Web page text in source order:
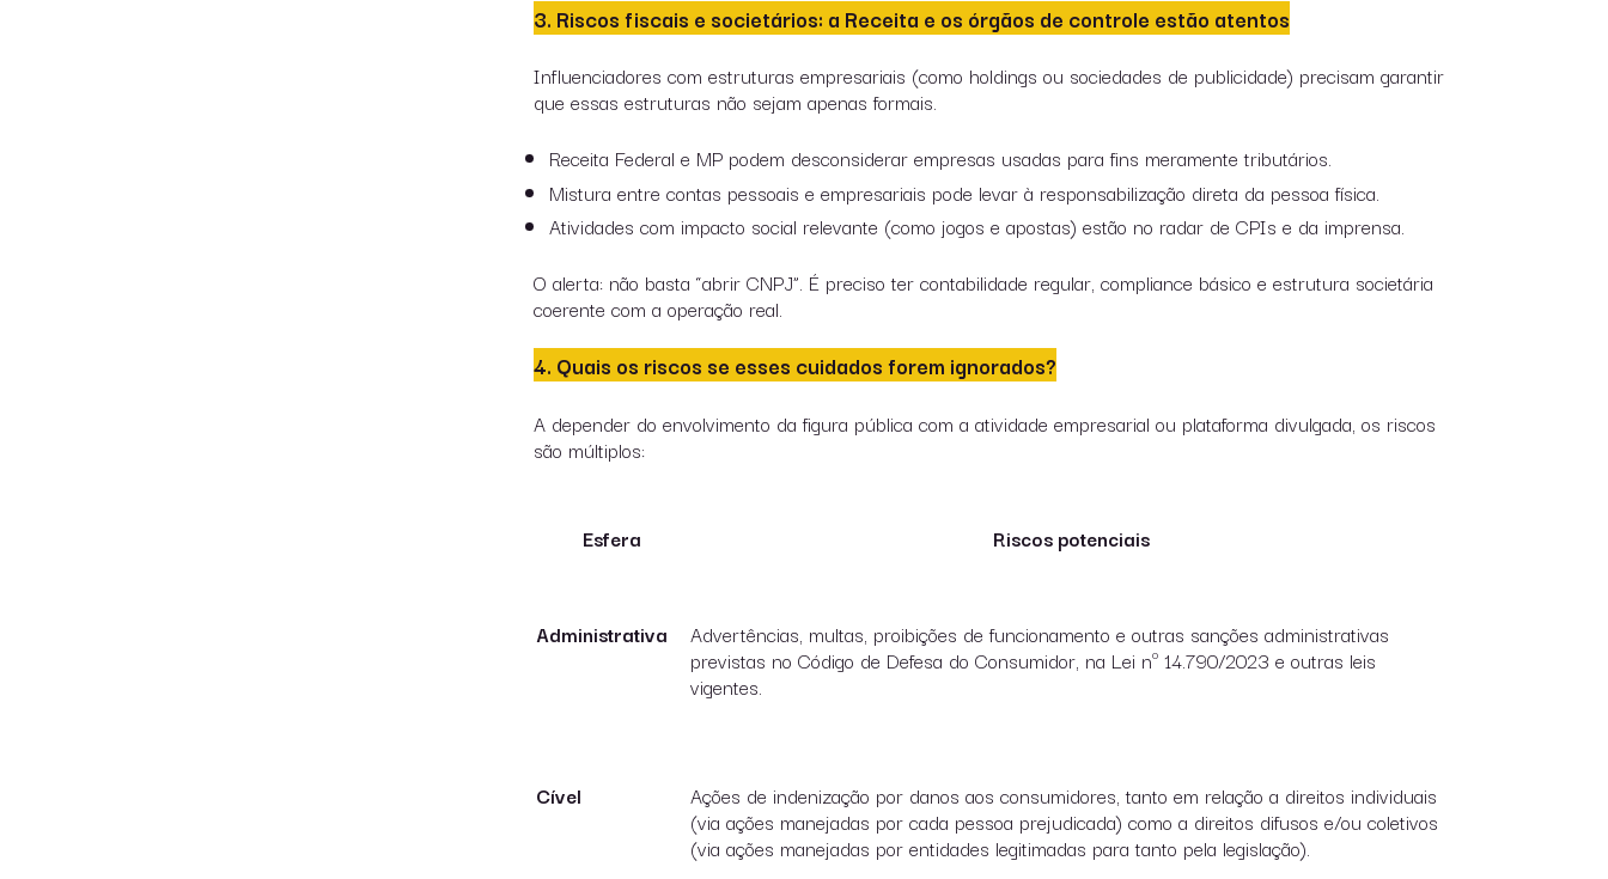
3. Riscos fiscais e societários: a Receita e os órgãos de controle estão atentos
Influenciadores com estruturas empresariais (como holdings ou sociedades de publicidade) precisam garantir
que essas estruturas não sejam apenas formais.
Receita Federal e MP podem desconsiderar empresas usadas para fins meramente tributários.
Mistura entre contas pessoais e empresariais pode levar à responsabilização direta da pessoa física.
Atividades com impacto social relevante (como jogos e apostas) estão no radar de CPIs e da imprensa.
O alerta: não basta “abrir CNPJ”. É preciso ter contabilidade regular, compliance básico e estrutura societária
coerente com a operação real.
4. Quais os riscos se esses cuidados forem ignorados?
A depender do envolvimento da figura pública com a atividade empresarial ou plataforma divulgada, os riscos
são múltiplos:
Esfera Riscos potenciais
Administrativa
Advertências, multas, proibições de funcionamento e outras sanções administrativas
previstas no Código de Defesa do Consumidor, na Lei nº 14.790/2023 e outras leis
vigentes.
Cível
Ações de indenização por danos aos consumidores, tanto em relação a direitos individuais
(via ações manejadas por cada pessoa prejudicada) como a direitos difusos e/ou coletivos
(via ações manejadas por entidades legitimadas para tanto pela legislação).